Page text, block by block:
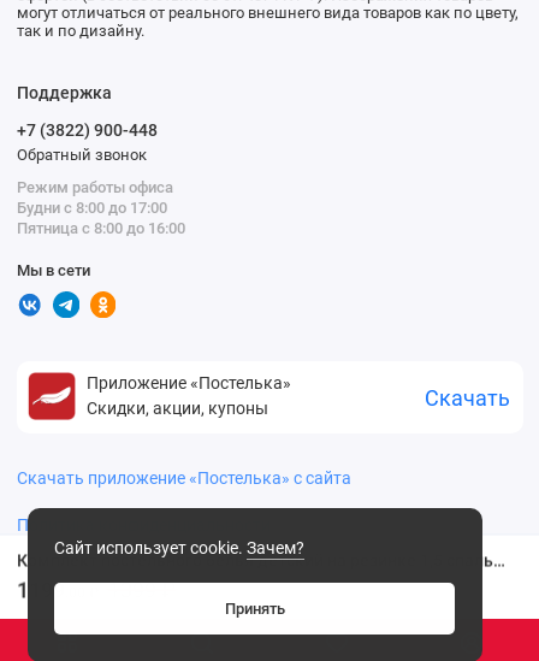
Комплект постельного белья детский на резинке 1,5 спальный из бязи с наволочкой 40х60 Животные Василиса
1199 1399 ₽
Сайт использует cookie. Зачем?
Принять
могут отличаться от реального внешнего вида товаров как по цвету,
так и по дизайну.
Поддержка
+7 (3822) 900-448
Обратный звонок
Режим работы офиса
Будни с 8:00 до 17:00
Пятница с 8:00 до 16:00
Мы в сети
Приложение «Постелька»
Скидки, акции, купоны
Скачать
Скачать приложение «Постелька» с сайта
Политика конфиденциальности